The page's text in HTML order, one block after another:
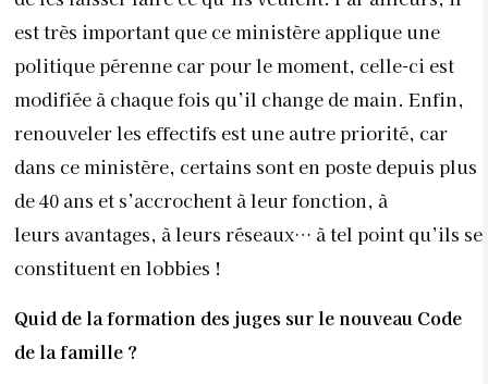
est très important que ce ministère applique une
politique pérenne car pour le moment, celle-ci est
modifiée à chaque fois qu’il change de main. Enfin,
renouveler les effectifs est une autre priorité, car
dans ce ministère, certains sont en poste depuis plus
de 40 ans et s’accrochent à leur fonction, à
leurs avantages, à leurs réseaux… à tel point qu’ils se
constituent en lobbies !
Quid de la formation des juges sur le nouveau Code
de la famille ?